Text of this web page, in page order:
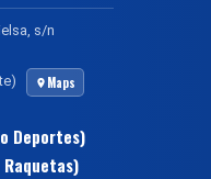
s/n
Maps
Deportes)
Raquetas)